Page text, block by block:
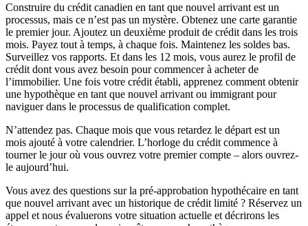
Construire du crédit canadien en tant que nouvel arrivant est un
processus, mais ce n’est pas un mystère. Obtenez une carte garantie
le premier jour. Ajoutez un deuxième produit de crédit dans les trois
mois. Payez tout à temps, à chaque fois. Maintenez les soldes bas.
Surveillez vos rapports. Et dans les 12 mois, vous aurez le profil de
crédit dont vous avez besoin pour commencer à acheter de
l’immobilier. Une fois votre crédit établi, apprenez comment obtenir
une hypothèque en tant que nouvel arrivant ou immigrant pour
naviguer dans le processus de qualification complet.
N’attendez pas. Chaque mois que vous retardez le départ est un
mois ajouté à votre calendrier. L’horloge du crédit commence à
tourner le jour où vous ouvrez votre premier compte – alors ouvrez-
le aujourd’hui.
Vous avez des questions sur la pré-approbation hypothécaire en tant
que nouvel arrivant avec un historique de crédit limité ? Réservez un
appel et nous évaluerons votre situation actuelle et décrirons les